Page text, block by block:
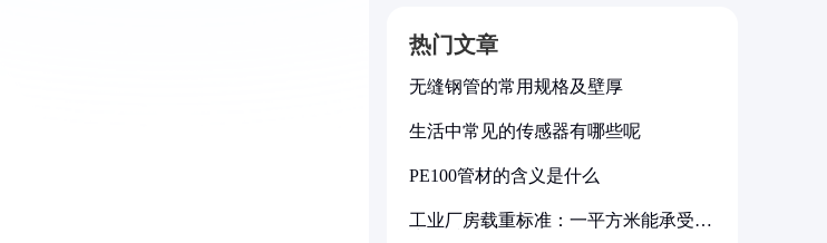
热门文章
无缝钢管的常用规格及壁厚
生活中常见的传感器有哪些呢
PE100管材的含义是什么
工业厂房载重标准：一平方米能承受多